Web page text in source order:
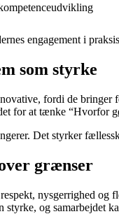
engagement i praksis
som styrke
fordi de bringer
for at tænke “Hvorfor
Det styrker
grænser
nysgerrighed
og samarbejdet